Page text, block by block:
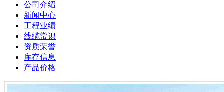
公司介绍
新闻中心
工程业绩
线缆常识
资质荣誉
库存信息
产品价格